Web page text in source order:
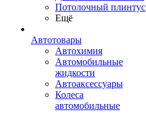
Потолочный плинтус
Ещё
Автотовары
Автохимия
Автомобильные
жидкости
Автоаксессуары
Колеса
автомобильные